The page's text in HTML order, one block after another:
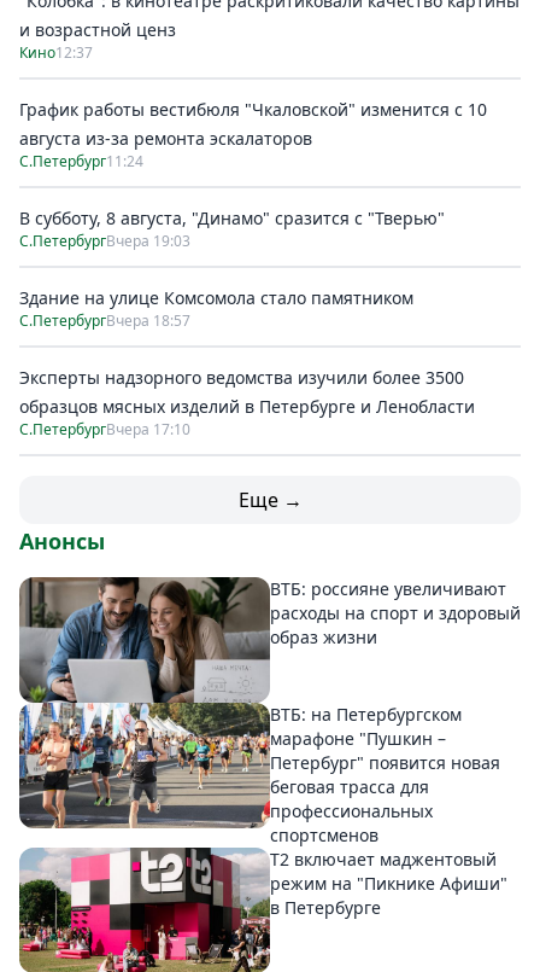
и возрастной ценз
Кино12:37
График работы вестибюля "Чкаловской" изменится с 10
августа из-за ремонта эскалаторов
С.Петербург11:24
В субботу, 8 августа, "Динамо" сразится с "Тверью"
С.ПетербургВчера 19:03
Здание на улице Комсомола стало памятником
С.ПетербургВчера 18:57
Эксперты надзорного ведомства изучили более 3500
образцов мясных изделий в Петербурге и Ленобласти
С.ПетербургВчера 17:10
Еще →
Анонсы
ВТБ: россияне увеличивают
расходы на спорт и здоровый
образ жизни
ВТБ: на Петербургском
марафоне "Пушкин –
Петербург" появится новая
беговая трасса для
профессиональных
спортсменов
Т2 включает маджентовый
режим на "Пикнике Афиши"
в Петербурге